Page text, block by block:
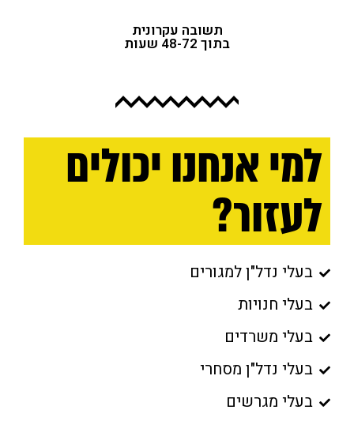
תשובה עקרונית
אנחנו יכולים
בעלי נדל"ן למגורים
בעלי חנויות
בעלי משרדים
בעלי נדל"ן מסחרי
בעלי מגרשים